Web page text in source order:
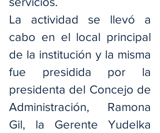
La actividad se llevó a
cabo en el local principal
de la institución y la misma
fue presidida por la
presidenta del Concejo de
Administración, Ramona
Gil, la Gerente Yudelka